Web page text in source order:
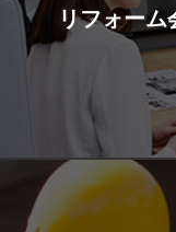
リフォーム